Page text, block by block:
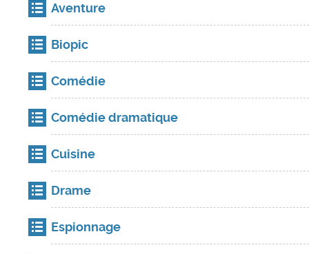
Aventure
Biopic
Comédie
Comédie dramatique
Cuisine
Drame
Espionnage